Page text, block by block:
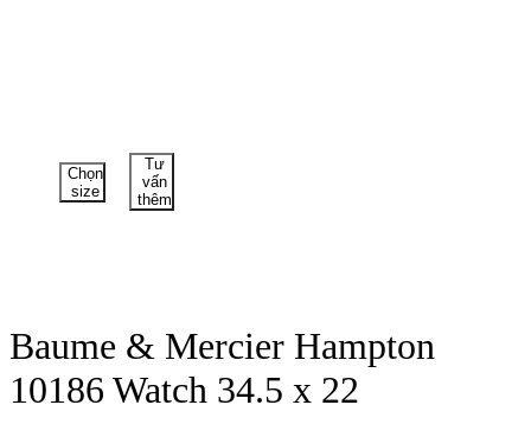
Chọn
size
Tư
vấn
thêm
Baume & Mercier Hampton
10186 Watch 34.5 x 22